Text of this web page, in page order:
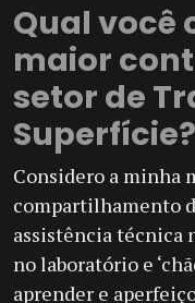
Qual você
maior
setor de
Superfície?
Considero a minha
compartilhamento
assistência técnica
no laboratório e
aprender e